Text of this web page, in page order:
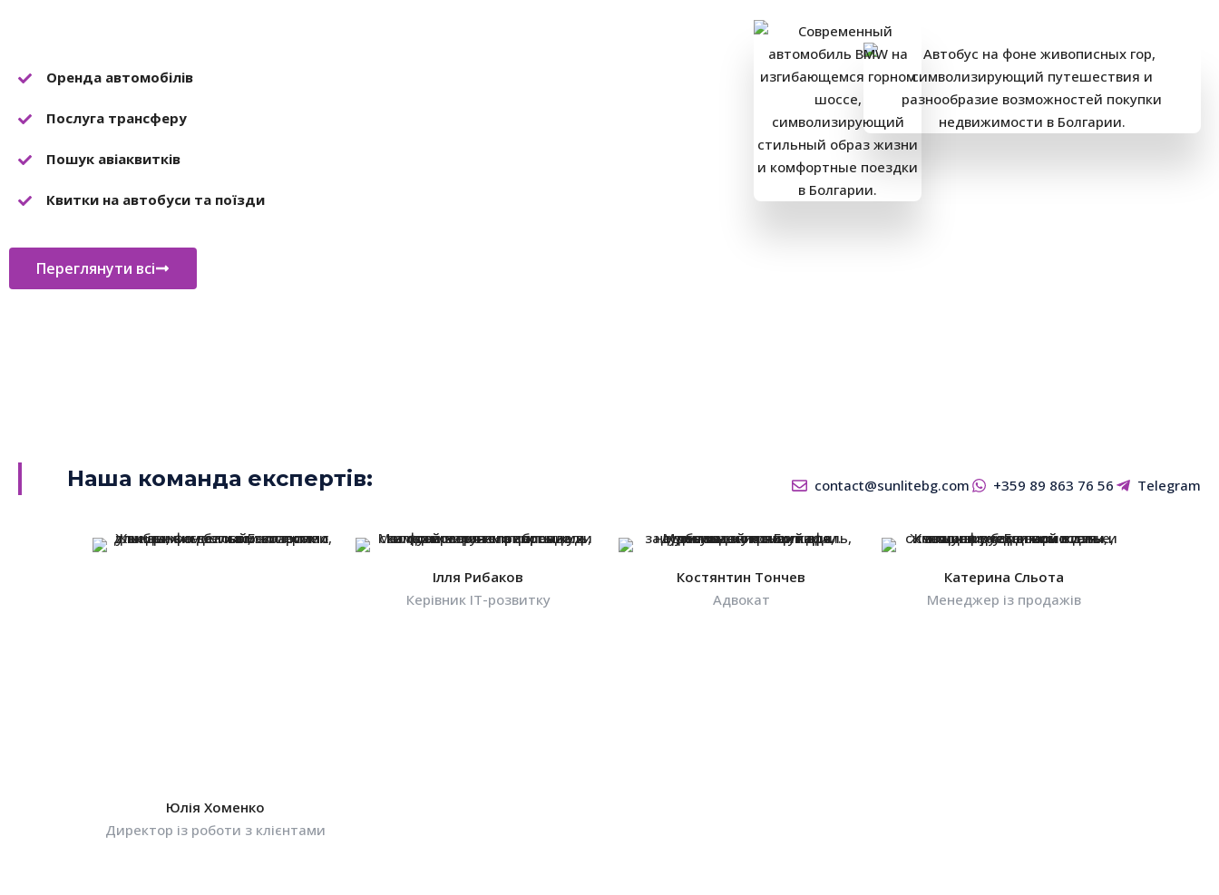
Оренда автомобілів
Послуга трансферу
Пошук авіаквитків
Квитки на автобуси та поїзди
Переглянути всі
Наша команда експертів: contact@sunlitebg.com +359 89 863 76 56 Telegram
Юлія Хоменко
Директор із роботи з клієнтами
Ілля Рибаков
Керівник IT-розвитку
Костянтин Тончев
Адвокат
Катерина Сльота
Менеджер із продажів